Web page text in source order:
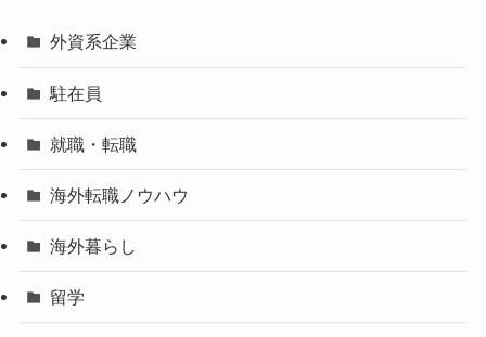
外資系企業
駐在員
就職・転職
海外転職ノウハウ
海外暮らし
留学